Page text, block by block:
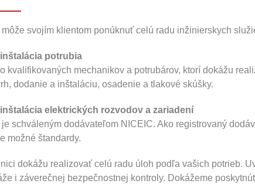
svojím klientom ponúknuť celú radu inžinierskych
potrubia
kvalifikovaných mechanikov a potrubárov, ktorí dokážu
dodanie a inštaláciu, osadenie a tlakové skúšky.
elektrických rozvodov a zariadení
schváleným dodávateľom NICEIC. Ako registrovaný
možné štandardy.
dokážu realizovať celú radu úloh podľa vašich potrieb.
i záverečnej bezpečnostnej kontroly. Dokážeme